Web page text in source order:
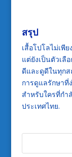
สรุป
เสื้อโปโลไม่เพี
แต่ยังเป็นตัวเลื
ดีและดูดีในทุก
การดูแลรักษาที่
สำหรับใครที่กำ
ประเทศไทย.